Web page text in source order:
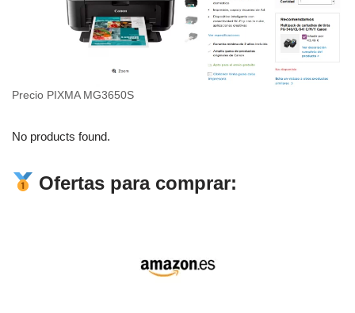
Precio PIXMA MG3650S
No products found.
Ofertas para comprar: